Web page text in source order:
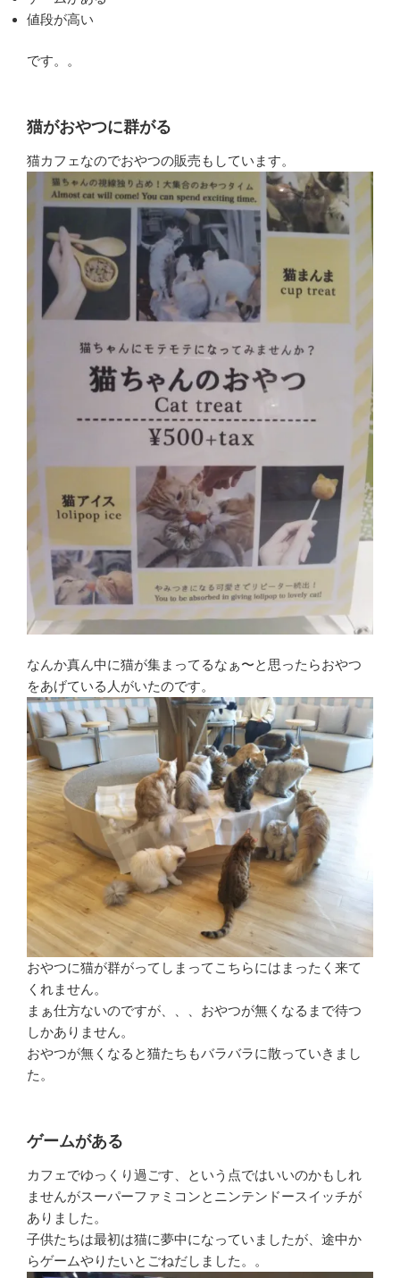
値段が高い
です。。
猫がおやつに群がる
猫カフェなのでおやつの販売もしています。
なんか真ん中に猫が集まってるなぁ〜と思ったらおやつ
をあげている人がいたのです。
おやつに猫が群がってしまってこちらにはまったく来て
くれません。
まぁ仕方ないのですが、、、おやつが無くなるまで待つ
しかありません。
おやつが無くなると猫たちもバラバラに散っていきまし
た。
ゲームがある
カフェでゆっくり過ごす、という点ではいいのかもしれ
ませんがスーパーファミコンとニンテンドースイッチが
ありました。
子供たちは最初は猫に夢中になっていましたが、途中か
らゲームやりたいとごねだしました。。